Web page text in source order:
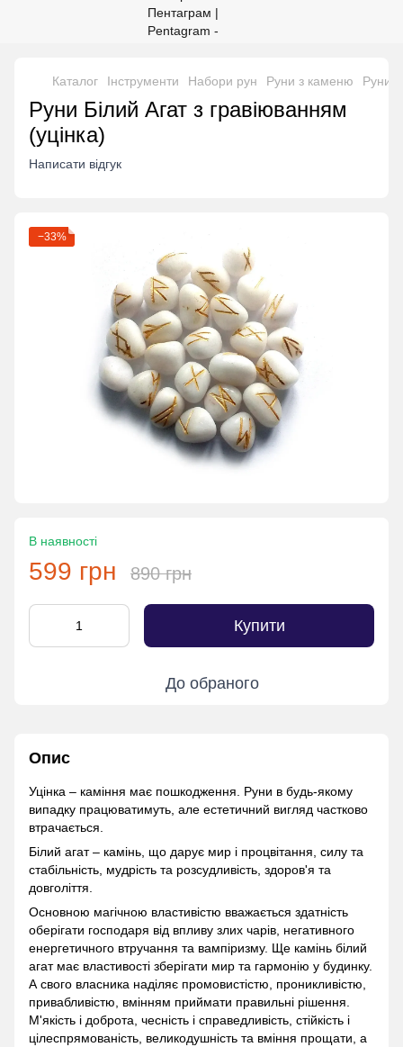
Каталог Інструменти Набори рун Руни з каменю Руни
Руни Білий Агат з гравіюванням
(уцінка)
Написати відгук
−33%
В наявності
599 грн 890 грн
Купити
До обраного
Опис
Уцінка – каміння має пошкодження. Руни в будь-якому
випадку працюватимуть, але естетичний вигляд частково
втрачається.
Білий агат – камінь, що дарує мир і процвітання, силу та
стабільність, мудрість та розсудливість, здоров'я та
довголіття.
Основною магічною властивістю вважається здатність
оберігати господаря від впливу злих чарів, негативного
енергетичного втручання та вампіризму. Ще камінь білий
агат має властивості зберігати мир та гармонію у будинку.
А свого власника наділяє промовистістю, проникливістю,
привабливістю, вмінням приймати правильні рішення.
М'якість і доброта, чесність і справедливість, стійкість і
цілеспрямованість, великодушність та вміння прощати, а